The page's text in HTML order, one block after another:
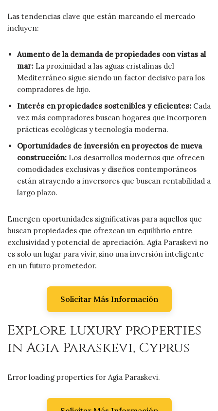
Las tendencias clave que están marcando el mercado
incluyen:
Aumento de la demanda de propiedades con vistas al
mar: La proximidad a las aguas cristalinas del
Mediterráneo sigue siendo un factor decisivo para los
compradores de lujo.
Interés en propiedades sostenibles y eficientes: Cada
vez más compradores buscan hogares que incorporen
prácticas ecológicas y tecnología moderna.
Oportunidades de inversión en proyectos de nueva
construcción: Los desarrollos modernos que ofrecen
comodidades exclusivas y diseños contemporáneos
están atrayendo a inversores que buscan rentabilidad a
largo plazo.
Emergen oportunidades significativas para aquellos que
buscan propiedades que ofrezcan un equilibrio entre
exclusividad y potencial de apreciación. Agia Paraskevi no
es solo un lugar para vivir, sino una inversión inteligente
en un futuro prometedor.
Solicitar Más Información
Explore luxury properties
in Agia Paraskevi, Cyprus
Error loading properties for Agia Paraskevi.